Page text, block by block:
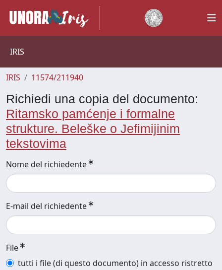
IRIS
IRIS 11574/211940
Richiedi una copia del documento:
Ritamsko pamćenje i formalne
strukture. Beleške o Jefimijinim
tekstovima
Nome del richiedente
E-mail del richiedente
File
tutti i file (di questo documento) in accesso ristretto